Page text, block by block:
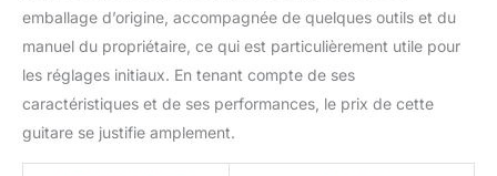
emballage d’origine, accompagnée de quelques outils et du
manuel du propriétaire, ce qui est particulièrement utile pour
les réglages initiaux. En tenant compte de ses
caractéristiques et de ses performances, le prix de cette
guitare se justifie amplement.